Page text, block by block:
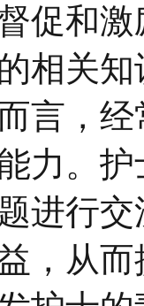
促和
相关
言，
力。
进行
，从